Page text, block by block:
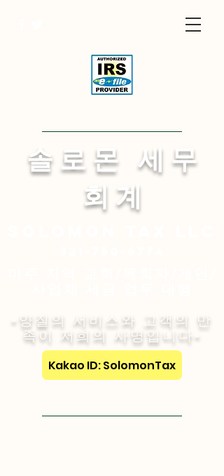
​솔 로 몬 세 무
회 계
-양질의 서비스와 고객의 만
족이 저희의 사명입니다-
Kakao ID: SolomonTax